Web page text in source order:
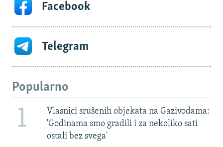
Facebook
Telegram
Popularno
1
Vlasnici srušenih objekata na Gazivodama:
'Godinama smo gradili i za nekoliko sati
ostali bez svega'